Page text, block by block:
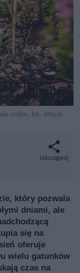
roślin, fot. iMarzi
Udostępnij
który pozwala
dniami, ale
się na
oferuje
wielu gatunków
czas na